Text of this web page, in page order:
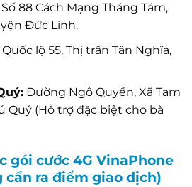
88 Cách Mạng Tháng Tám,
Đức Linh.
lộ 55, Thị trấn Tân Nghĩa,
Đường Ngô Quyền, Xã Tam
Quý (Hỗ trợ đặc biệt cho bà
gói cước 4G VinaPhone
cần ra điểm giao dịch)